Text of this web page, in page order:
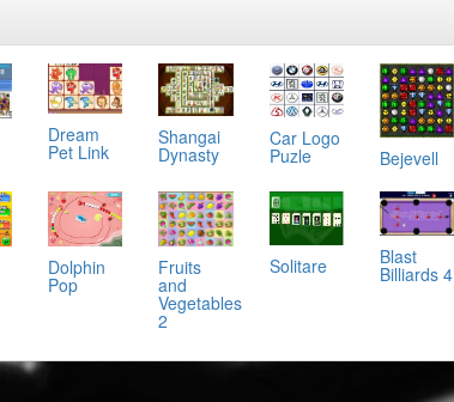
Dream
Pet Link
Shangai
Dynasty
Car Logo
Puzle Bejevell
Dolphin
Pop
Fruits
and
Vegetables
2
Solitare Blast
Billiards 4